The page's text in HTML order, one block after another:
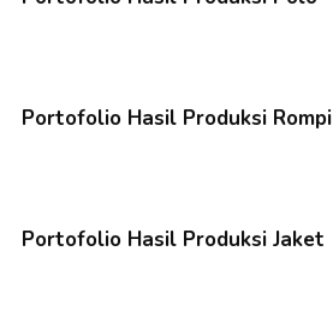
Portofolio Hasil Produksi Rompi
Portofolio Hasil Produksi Jaket